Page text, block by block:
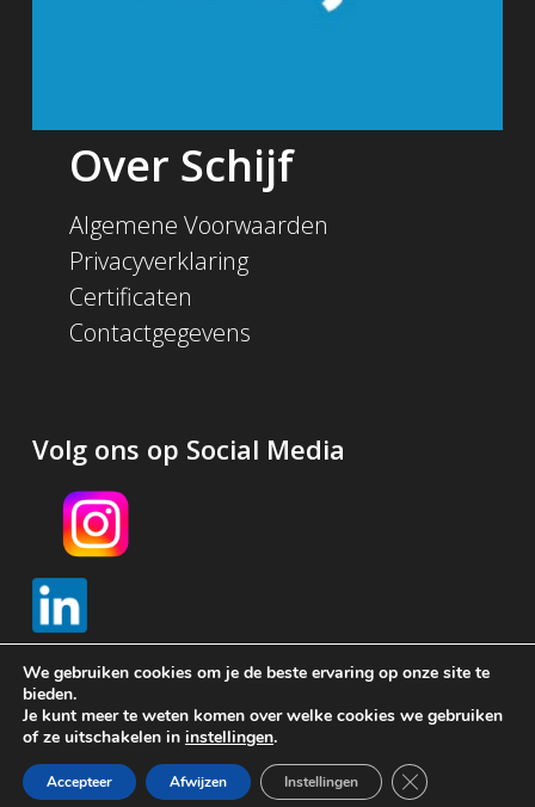
Over Schijf
Algemene Voorwaarden
Privacyverklaring
Certificaten
Contactgegevens
Volg ons op Social Media
© 2026 Schijf Groep. Met gemaakt in Amsterdam door
We gebruiken cookies om je de beste ervaring op onze site te
bieden.
Je kunt meer te weten komen over welke cookies we gebruiken
of ze uitschakelen in instellingen.
Accepteer Afwijzen Instellingen Sluit AVG/